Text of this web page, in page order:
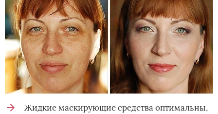
Жидкие маскирующие средства оптимальны,